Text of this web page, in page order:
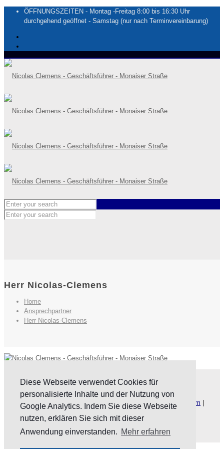
Diese Webseite verwendet Cookies für
personalisierte Inhalte und der Nutzung von
Google Analytics. Indem Sie diese Webseite
nutzen, erklären Sie sich mit dieser
Anwendung einverstanden. Mehr erfahren
ÖFFNUNGSZEITEN - Montag -Freitag 8:00 bis 16:30 Uhr
durchgehend geöffnet - Samstag (nur nach Terminvereinbarung)
Herr Nicolas-Clemens
Home
Ansprechpartner
Herr Nicolas-Clemens
Website byKLW GmbH
Copyright © 2023 KLW-trier.de. Alle Rechte vorbehalten. Impressum
Datenschutz